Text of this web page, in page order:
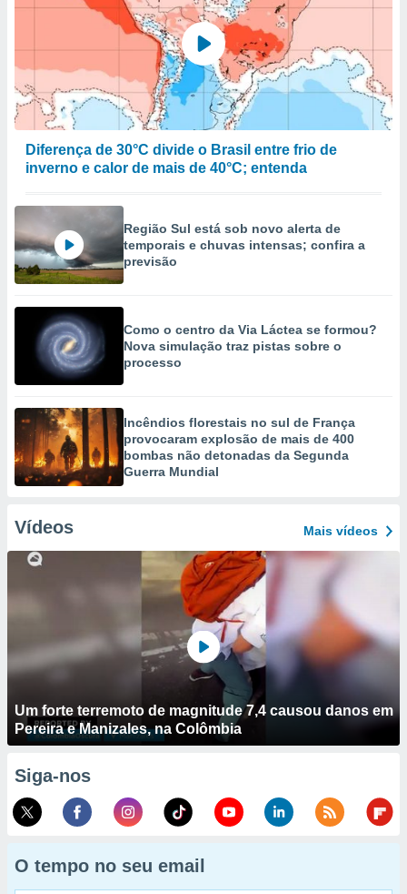
Diferença de 30°C divide o Brasil entre frio de
inverno e calor de mais de 40°C; entenda
Região Sul está sob novo alerta de
temporais e chuvas intensas; confira a
previsão
Como o centro da Via Láctea se formou?
Nova simulação traz pistas sobre o
processo
Incêndios florestais no sul de França
provocaram explosão de mais de 400
bombas não detonadas da Segunda
Guerra Mundial
Vídeos Mais vídeos
Um forte terremoto de magnitude 7,4 causou danos em
Pereira e Manizales, na Colômbia
Siga-nos
O tempo no seu email